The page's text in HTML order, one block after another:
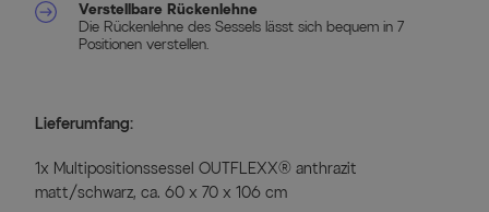
Verstellbare Rückenlehne
Die Rückenlehne des Sessels lässt sich bequem in 7
Positionen verstellen.
Lieferumfang:
1x Multipositionssessel OUTFLEXX® anthrazit
matt/schwarz, ca. 60 x 70 x 106 cm